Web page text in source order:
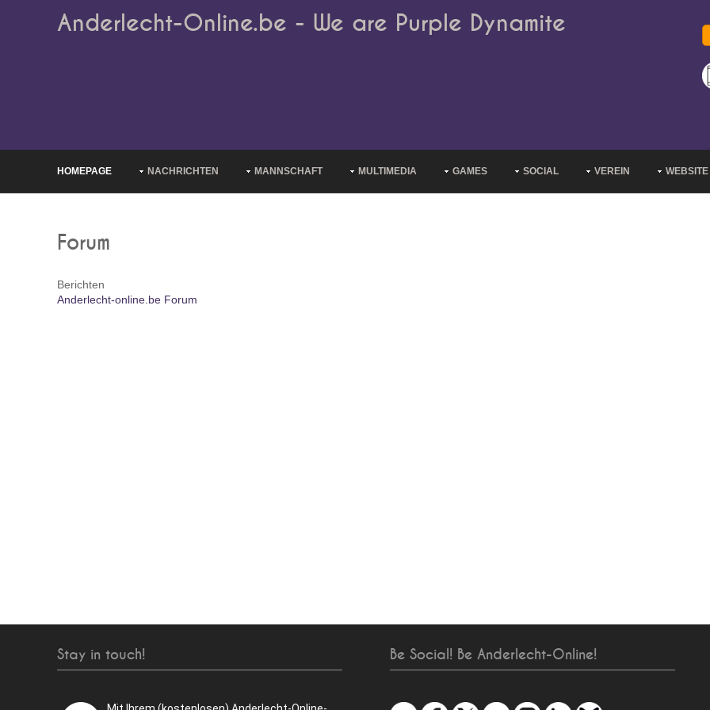
Anderlecht-Online.be - We are Purple Dynamite
HOMEPAGE NACHRICHTEN MANNSCHAFT MULTIMEDIA GAMES SOCIAL VEREIN WEBSITE
Forum
Berichten
Anderlecht-online.be Forum
Stay in touch! Be Social! Be Anderlecht-Online!